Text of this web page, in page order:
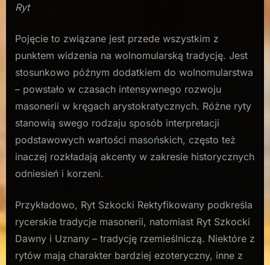
Ryt
Pojęcie to związane jest przede wszystkim z
punktem widzenia na wolnomularską tradycję. Jest
stosunkowo późnym dodatkiem do wolnomularstwa
– powstało w czasach intensywnego rozwoju
masonerii w kręgach arystokratycznych. Różne ryty
stanowią swego rodzaju sposób interpretacji
podstawowych wartości masońskich, często też
inaczej rozkładają akcenty w zakresie historycznych
odniesień i korzeni.
Przykładowo, Ryt Szkocki Rektyfikowany podkreśla
rycerskie tradycje masonerii, natomiast Ryt Szkocki
Dawny i Uznany – tradycję rzemieślniczą. Niektóre z
rytów mają charakter bardziej ezoteryczny, inne z